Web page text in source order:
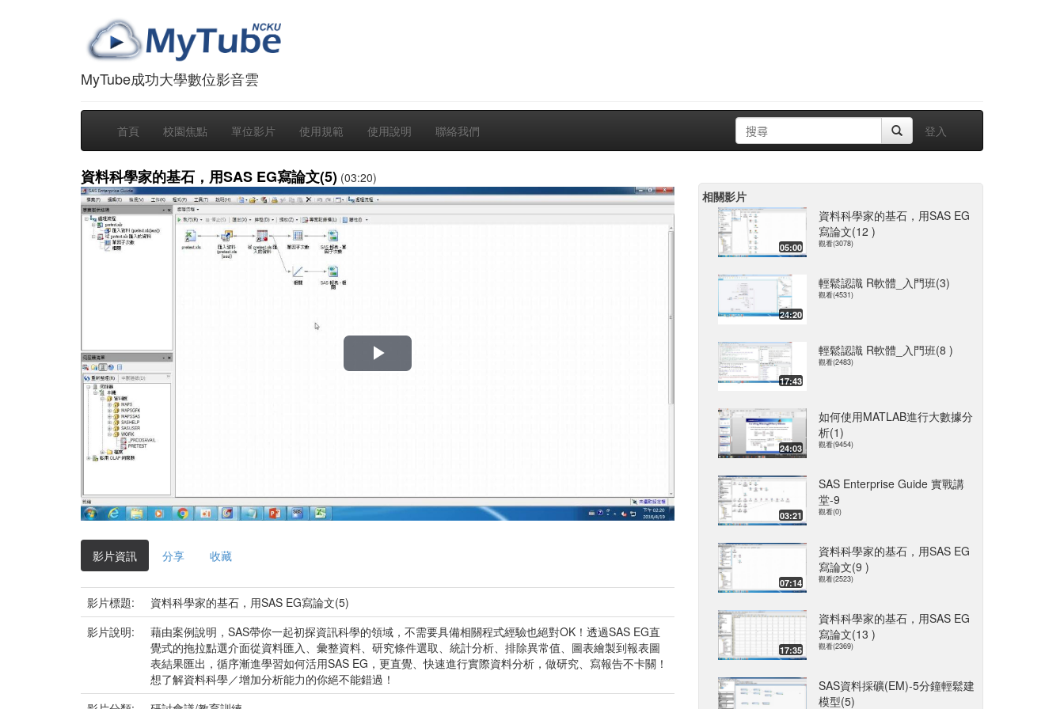
MyTube成功大學數位影音雲
首頁 校園焦點 單位影片 使用規範 使用說明 聯絡我們 登入
資料科學家的基石，用SAS EG寫論文(5) (03:20)
播
影片資訊 分享 收藏
影片標題:
資料科學家的基石，用SAS EG寫論文(5)
影片說明:
藉由案例說明，SAS帶你一起初探資訊科學的領域，不需要具備相關程式經驗也絕對OK！透過SAS EG直
覺式的拖拉點選介面從資料匯入、彙整資料、研究條件選取、統計分析、排除異常值、圖表繪製到報表圖
表結果匯出，循序漸進學習如何活用SAS EG，更直覺、快速進行實際資料分析，做研究、寫報告不卡關！
想了解資料科學／增加分析能力的你絕不能錯過！
相關影片
05:00
資料科學家的基石，用SAS EG
寫論文(12 )
觀看(3078)
24:20
輕鬆認識 R軟體_入門班(3)
觀看(4531)
17:43
輕鬆認識 R軟體_入門班(8 )
觀看(2483)
24:03
如何使用MATLAB進行大數據分
析(1)
觀看(9454)
03:21
SAS Enterprise Guide 實戰講
堂-9
觀看(0)
07:14
資料科學家的基石，用SAS EG
寫論文(9 )
觀看(2523)
17:35
資料科學家的基石，用SAS EG
寫論文(13 )
觀看(2369)
SAS資料採礦(EM)-5分鐘輕鬆建
模型(5)